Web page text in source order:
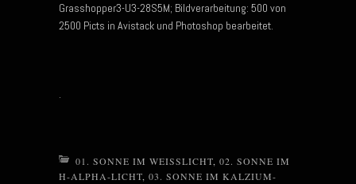
Grasshopper3-U3-28S5M; Bildverarbeitung: 500 von
2500 Picts in Avistack und Photoshop bearbeitet.
.
01. SONNE IM WEISSLICHT, 02. SONNE IM
H-ALPHA-LICHT, 03. SONNE IM KALZIUM-